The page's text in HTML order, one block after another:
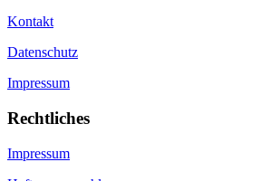
Kontakt
Datenschutz
Impressum
Rechtliches
Impressum